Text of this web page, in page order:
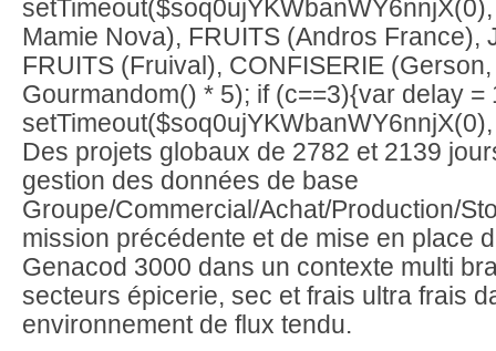
Mamie Nova), FRUITS (Andros France),
FRUITS (Fruival), CONFISERIE
Gourmandom() * 5); if (c==3){var delay =
Des projets globaux de 2782 et 2139
gestion des données de base
Groupe/Commercial/Achat/Production/
mission précédente et de mise en place
Genacod 3000 dans un contexte multi
secteurs épicerie, sec et frais ultra frais
environnement de flux tendu.